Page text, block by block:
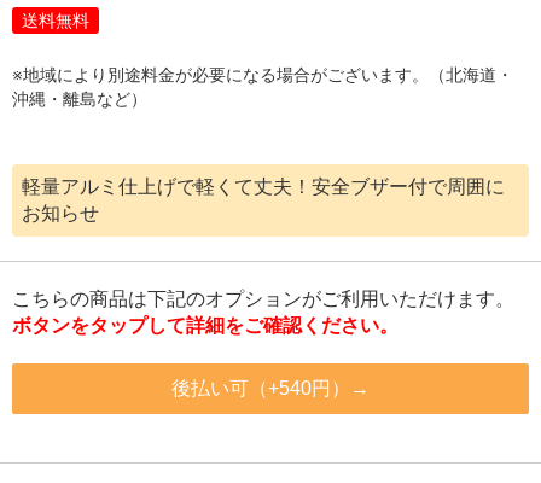
送料無料
※地域により別途料金が必要になる場合がございます。（北海道・
沖縄・離島など）
軽量アルミ仕上げで軽くて丈夫！安全ブザー付で周囲に
お知らせ
こちらの商品は下記のオプションがご利用いただけます。
ボタンをタップして詳細をご確認ください。
後払い可（+540円）→